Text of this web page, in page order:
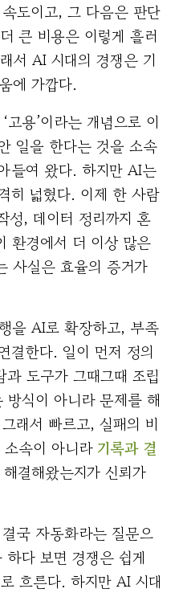
도이고, 그 다음은 판단
큰 비용은 이렇게 흘러
서 AI 시대의 경쟁은 기
에 가깝다.
용’이라는 개념으로 이
일을 한다는 것을 소속
들여 왔다. 하지만 AI는
히 넓혔다. 이제 한 사람
성, 데이터 정리까지 혼
환경에서 더 이상 많은
사실은 효율의 증거가
을 AI로 확장하고, 부족
결한다. 일이 먼저 정의
도구가 그때그때 조립
식이 아니라 문제를 해
래서 빠르고, 실패의 비
속이 아니라 기록과 결
결해왔는지가 신뢰가
국 자동화라는 질문으
다 보면 경쟁은 쉽게
흐른다. 하지만 AI 시대